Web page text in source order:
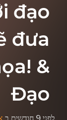
đạo
đưa
&
Đạo